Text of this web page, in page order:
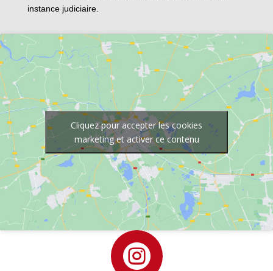
instance judiciaire.
Cliquez pour accepter les cookies
marketing et activer ce contenu
